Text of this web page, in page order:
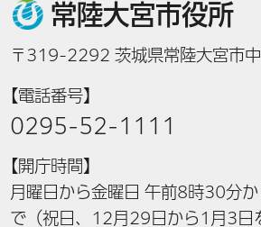
常陸大宮市役所
〒319-2292 茨城県常陸大宮市
【電話番号】
0295-52-1111
【開庁時間】
月曜日から金曜日 午前8時30分
で（祝日、12月29日から1月3日